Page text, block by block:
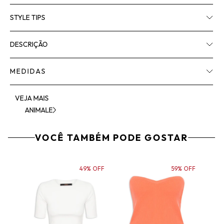
STYLE TIPS
DESCRIÇÃO
MEDIDAS
VEJA MAIS
ANIMALE
VOCÊ TAMBÉM PODE GOSTAR
49% OFF 59% OFF